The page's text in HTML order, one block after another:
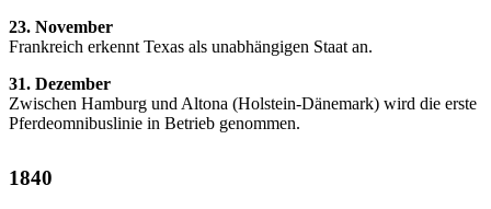
23. November
Frankreich erkennt Texas als unabhängigen Staat an.
31. Dezember
Zwischen Hamburg und Altona (Holstein-Dänemark) wird die erste
Pferdeomnibuslinie in Betrieb genommen.
1840